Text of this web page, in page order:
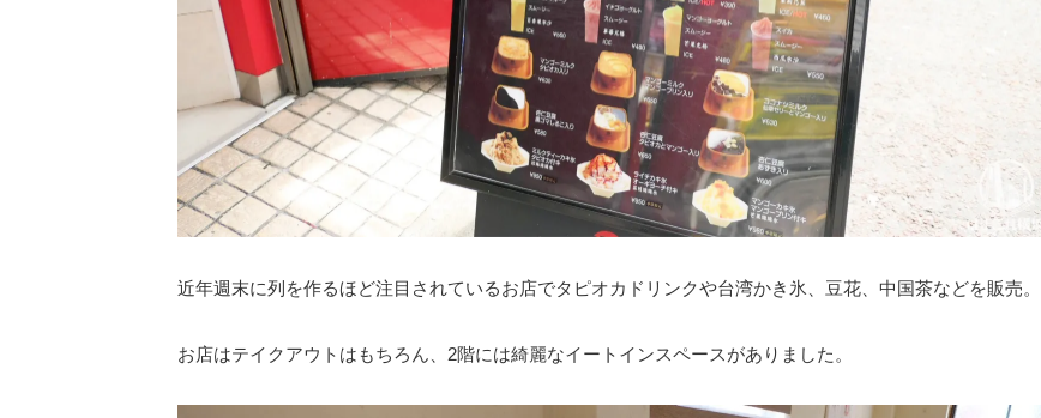
近年週末に列を作るほど注目されているお店でタピオカドリンクや台湾かき氷、豆花、中国茶などを販売。
お店はテイクアウトはもちろん、2階には綺麗なイートインスペースがありました。